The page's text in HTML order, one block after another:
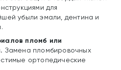
для
убыли эмали, дентина и
пломб или
Замена пломбировочных
ортопедические